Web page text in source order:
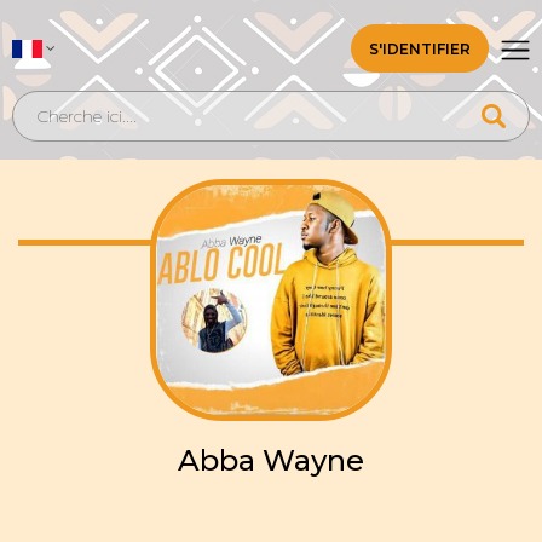
S'IDENTIFIER
Abba Wayne